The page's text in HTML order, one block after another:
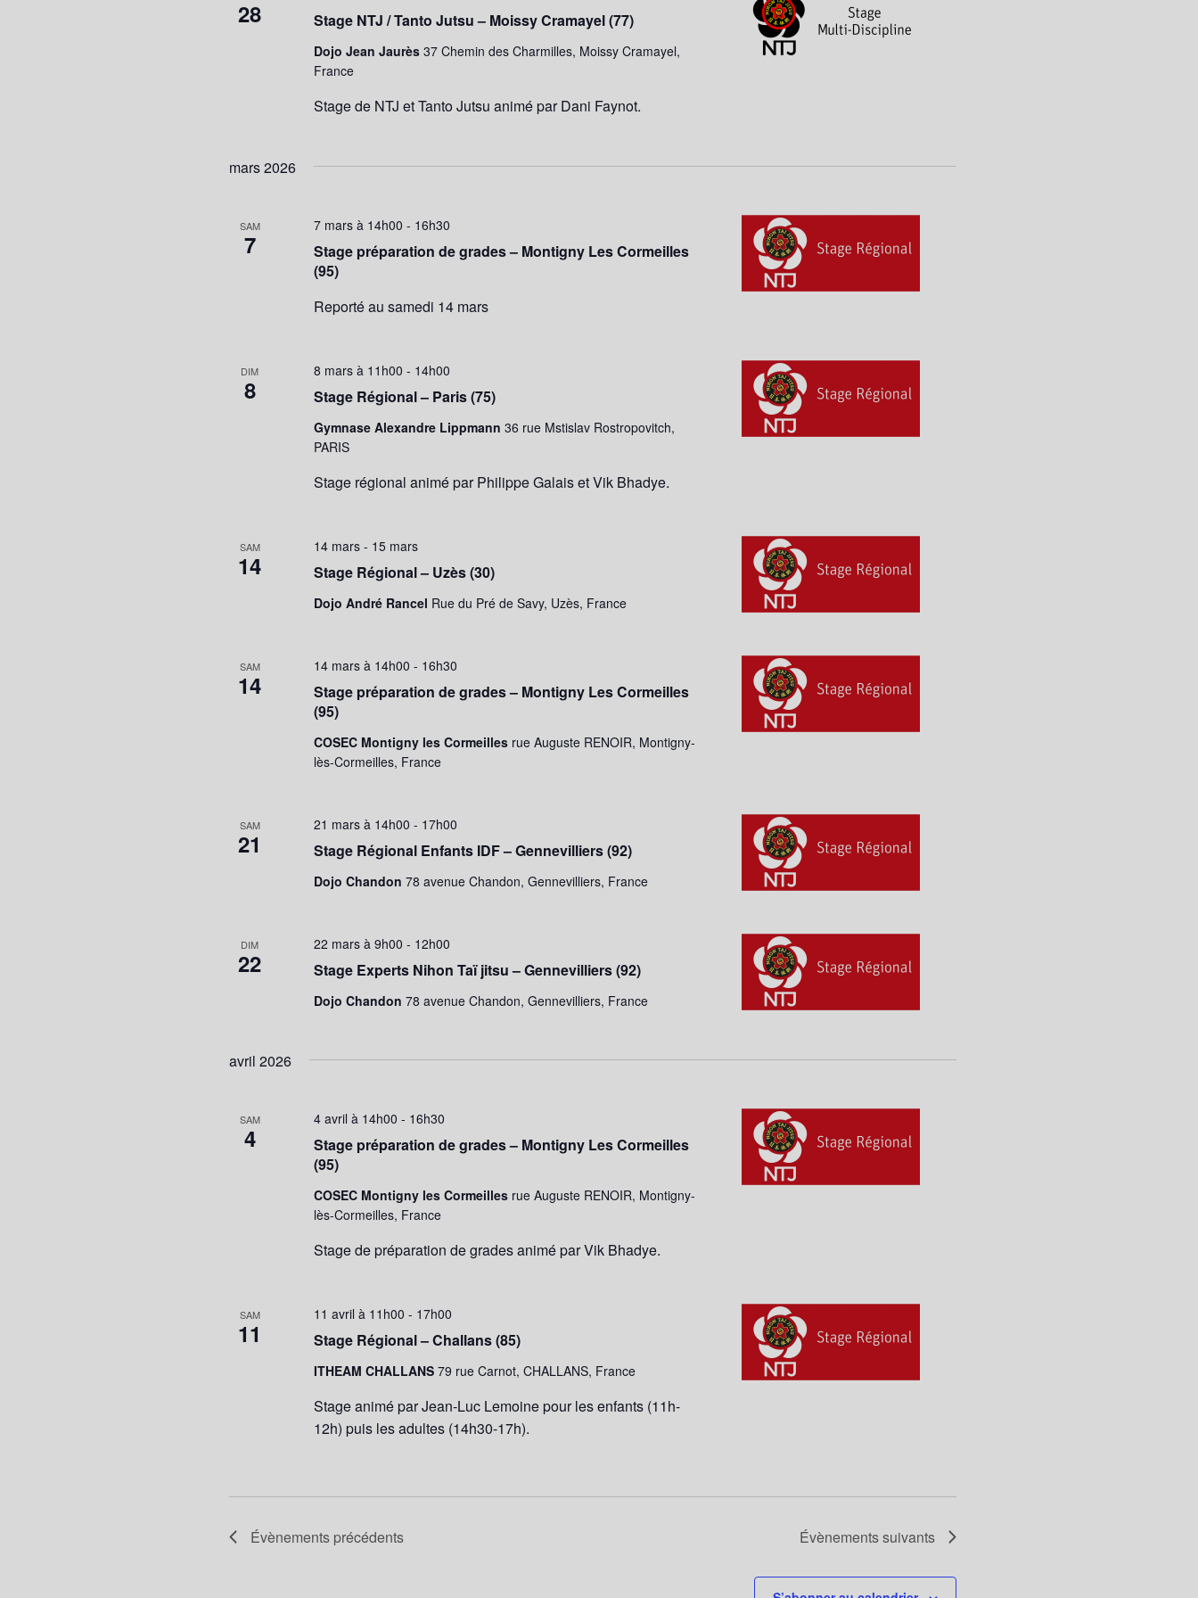
28 Stage NTJ / Tanto Jutsu – Moissy Cramayel (77)
Dojo Jean Jaurès37 Chemin des Charmilles, Moissy Cramayel,
France
Stage de NTJ et Tanto Jutsu animé par Dani Faynot.
mars 2026
SAM
7
Stage préparation de grades – Montigny Les Cormeilles
(95)
7 mars à 14h00 - 16h30
Reporté au samedi 14 mars
DIM
8 Stage Régional – Paris (75)
8 mars à 11h00 - 14h00
Gymnase Alexandre Lippmann36 rue Mstislav Rostropovitch,
PARIS
Stage régional animé par Philippe Galais et Vik Bhadye.
SAM
14 Stage Régional – Uzès (30)
14 mars - 15 mars
Dojo André Rancel Rue du Pré de Savy, Uzès, France
SAM
14
Stage préparation de grades – Montigny Les Cormeilles
(95)
14 mars à 14h00 - 16h30
COSEC Montigny les Cormeilles rue Auguste RENOIR, Montigny-
lès-Cormeilles, France
SAM
21 Stage Régional Enfants IDF – Gennevilliers (92)
21 mars à 14h00 - 17h00
Dojo Chandon78 avenue Chandon, Gennevilliers, France
DIM
22 Stage Experts Nihon Taï jitsu – Gennevilliers (92)
22 mars à 9h00 - 12h00
Dojo Chandon78 avenue Chandon, Gennevilliers, France
avril 2026
SAM
4
Stage préparation de grades – Montigny Les Cormeilles
(95)
4 avril à 14h00 - 16h30
COSEC Montigny les Cormeilles rue Auguste RENOIR, Montigny-
lès-Cormeilles, France
Stage de préparation de grades animé par Vik Bhadye.
SAM
11 Stage Régional – Challans (85)
11 avril à 11h00 - 17h00
ITHEAM CHALLANS79 rue Carnot, CHALLANS, France
Stage animé par Jean-Luc Lemoine pour les enfants (11h-
12h) puis les adultes (14h30-17h).
Évènementsprécédents Évènementssuivants